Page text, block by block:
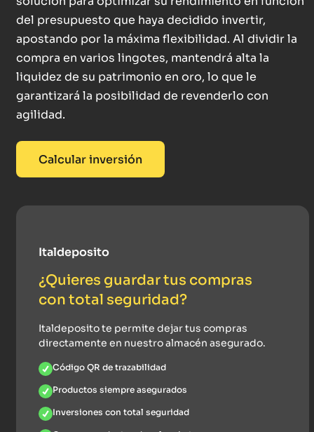
del presupuesto que haya decidido invertir,
apostando por la máxima flexibilidad. Al dividir la
compra en varios lingotes, mantendrá alta la
liquidez de su patrimonio en oro, lo que le
garantizará la posibilidad de revenderlo con
agilidad.
Calcular inversión
Italdeposito
¿Quieres guardar tus compras
con total seguridad?
Italdeposito te permite dejar tus compras
directamente en nuestro almacén asegurado.
Código QR de trazabilidad
Productos siempre asegurados
Inversiones con total seguridad